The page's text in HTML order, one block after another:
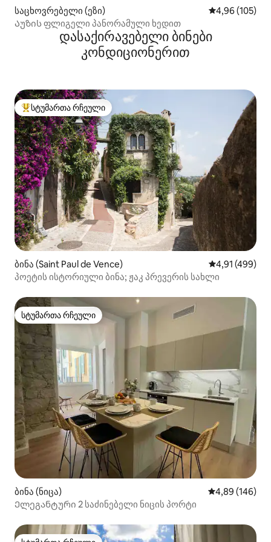
საცხოვრებელი (ეზი) საშუალო
4,96 (105)
Აუზის ფლიგელი პანორამული ხედით
დასაქირავებელი ბინები
კონდიციონერით
სტუმართა რჩეული მოწინავე ვარიანტი
სტუმართა რჩეული
ბინა (Saint Paul de Vence) საშუალო
4,91 (499)
პოეტის ისტორიული ბინა; ჟაკ პრევერის სახლი
სტუმართა რჩეული
სტუმართა რჩეული
ბინა (ნიცა) საშუალო
4,89 (146)
Ელეგანტური 2 საძინებელი ნიცის პორტი